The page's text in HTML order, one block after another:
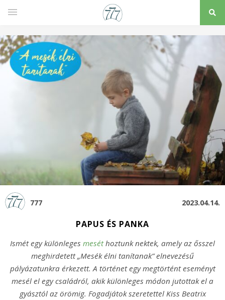
777 2023.04.14.
PAPUS ÉS PANKA
Ismét egy különleges meséthoztunk nektek, amely az ősszel
meghirdetett „Mesék élni tanítanak” elnevezésű
pályázatunkra érkezett. A történet egy megtörtént eseményt
mesél el egy családról, akik különleges módon jutottak el a
gyásztól az örömig. Fogadjátok szeretettel Kiss Beatrix